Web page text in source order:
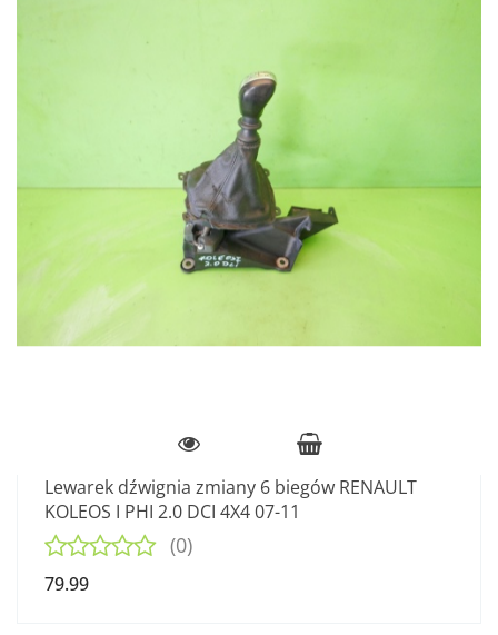
Lewarek dźwignia zmiany 6 biegów RENAULT
KOLEOS I PHI 2.0 DCI 4X4 07-11
(0)
79.99